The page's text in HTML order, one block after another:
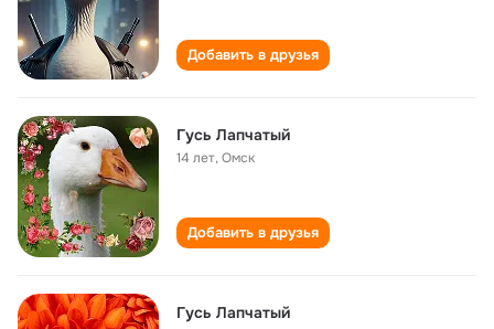
Добавить в друзья
Гусь Лапчатый
14 лет,Омск
Добавить в друзья
Гусь Лапчатый